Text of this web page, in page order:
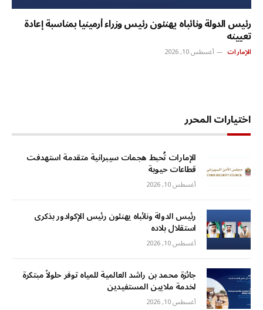
رئيس الدولة ونائباه يهنئون رئيس وزراء أرمينيا بمناسبة إعادة
تعيينه
الإمارات أغسطس 10, 2026
اختيارات المحرر
الإمارات تُحبط هجمات سيبرانية متقدمة استهدفت
قطاعات حيوية
أغسطس 10, 2026
رئيس الدولة ونائباه يهنئون رئيس الإكوادور بذكرى
استقلال بلاده
أغسطس 10, 2026
جائزة محمد بن راشد العالمية للمياه توفر حلولاً مبتكرة
لخدمة ملايين المستفيدين
أغسطس 10, 2026